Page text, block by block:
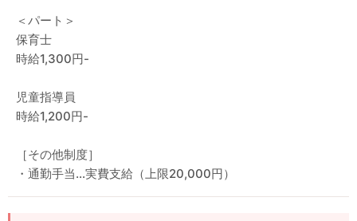
＜パート＞
保育士
時給1,300円-
児童指導員
時給1,200円-
［その他制度］
・通勤手当…実費支給（上限20,000円）